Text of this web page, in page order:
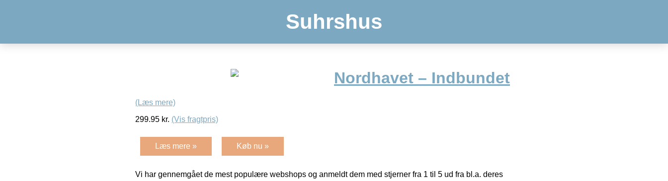
Suhrshus
Nordhavet – Indbundet
(Læs mere)
299.95 kr. (Vis fragtpris)
Læs mere » Køb nu »
Vi har gennemgået de mest populære webshops og anmeldt dem med stjerner fra 1 til 5 ud fra bl.a. deres